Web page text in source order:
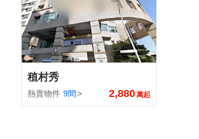
稙村秀
熱賣物件 9間 > 2,880萬起